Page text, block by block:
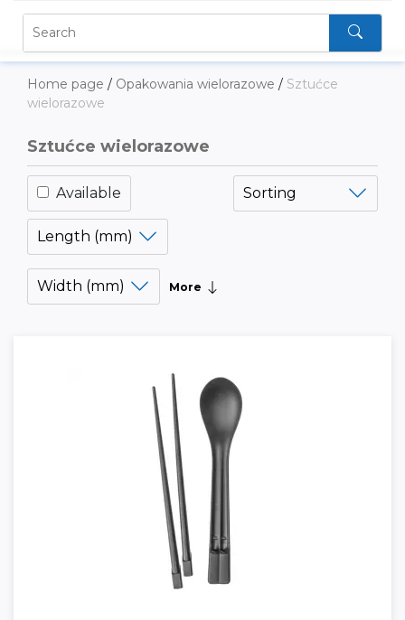
Home page / Opakowania wielorazowe / Sztućce
wielorazowe
Sztućce wielorazowe
Available
Length (mm)
Width (mm) More
Sorting